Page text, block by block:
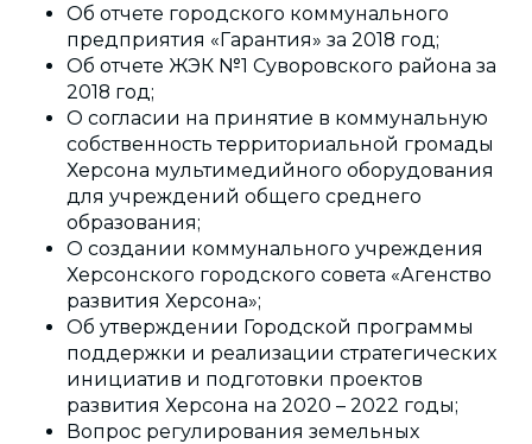
Об отчете городского коммунального
предприятия «Гарантия» за 2018 год;
Об отчете ЖЭК №1 Суворовского района за
2018 год;
О согласии на принятие в коммунальную
собственность территориальной громады
Херсона мультимедийного оборудования
для учреждений общего среднего
образования;
О создании коммунального учреждения
Херсонского городского совета «Агенство
развития Херсона»;
Об утверждении Городской программы
поддержки и реализации стратегических
инициатив и подготовки проектов
развития Херсона на 2020 – 2022 годы;
Вопрос регулирования земельных